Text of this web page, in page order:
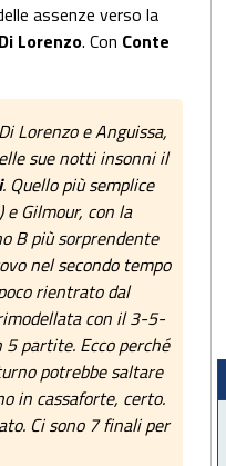
assenze verso la
Lorenzo. Con Conte
Lorenzo e Anguissa,
sue notti insonni il
. Quello più semplice
Gilmour, con la
B più sorprendente
nel secondo tempo
rientrato dal
con il 3-5-
partite. Ecco perché
potrebbe saltare
in cassaforte, certo.
Ci sono 7 finali per